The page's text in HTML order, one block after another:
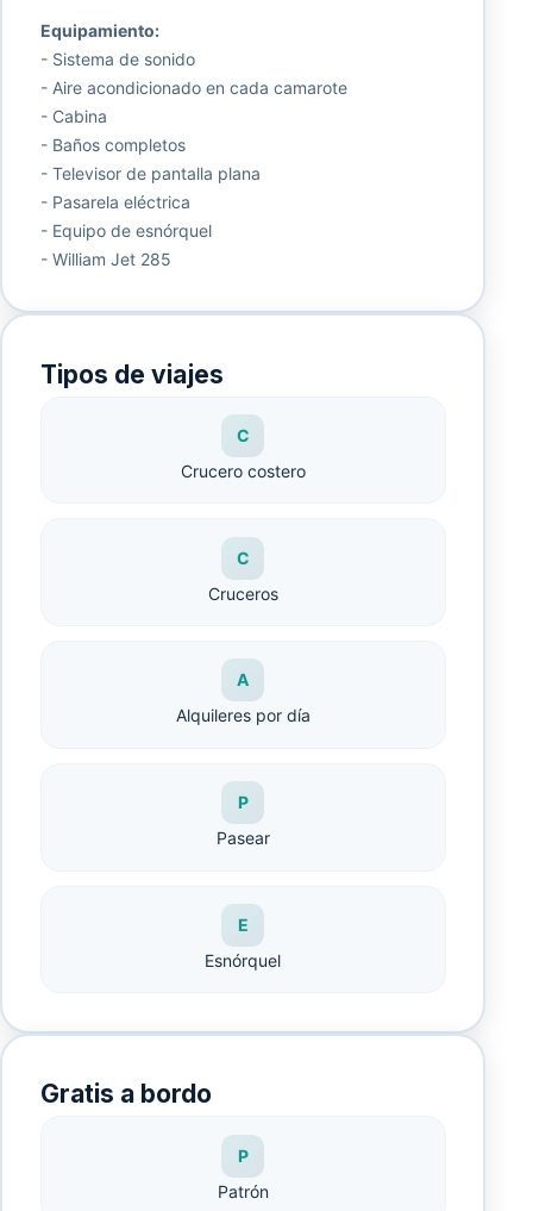
Equipamiento:
- Sistema de sonido
- Aire acondicionado en cada camarote
- Cabina
- Baños completos
- Televisor de pantalla plana
- Pasarela eléctrica
- Equipo de esnórquel
- William Jet 285
Tipos de viajes
C
Crucero costero
C
Cruceros
A
Alquileres por día
P
Pasear
E
Esnórquel
Gratis a bordo
P
Patrón